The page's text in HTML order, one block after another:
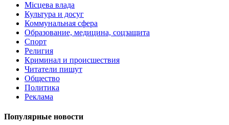
Місцева влада
Культура и досуг
Коммунальная сфера
Образование, медицина, соцзащита
Спорт
Религия
Криминал и происшествия
Читатели пишут
Общество
Политика
Реклама
Популярные новости